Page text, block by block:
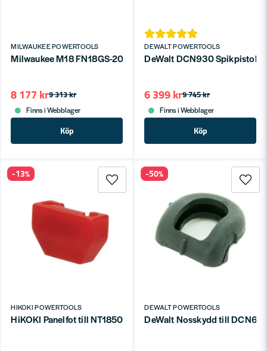
MILWAUKEE POWERTOOLS
Milwaukee M18 FN18GS-202X Dyckertpistol 18V FUEL 1,2mm
9 313 kr
8 177 kr
Finns i Webblager
Köp
DEWALT POWERTOOLS
DeWalt DCN930 Spikpistol
9 745 kr
6 399 kr
Finns i Webblager
Köp
HIKOKI POWERTOOLS
HiKOKI Panelfot till NT1850DBSL
-13%
DEWALT POWERTOOLS
DeWalt Nosskydd till
-50%